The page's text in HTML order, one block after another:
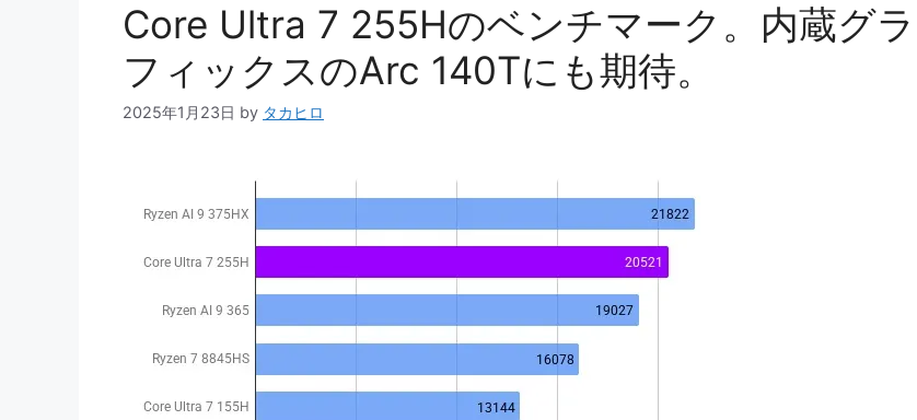
Core Ultra 7 255Hのベンチマーク。内蔵グラ
フィックスのArc 140Tにも期待。
2025年1月23日 by タカヒロ